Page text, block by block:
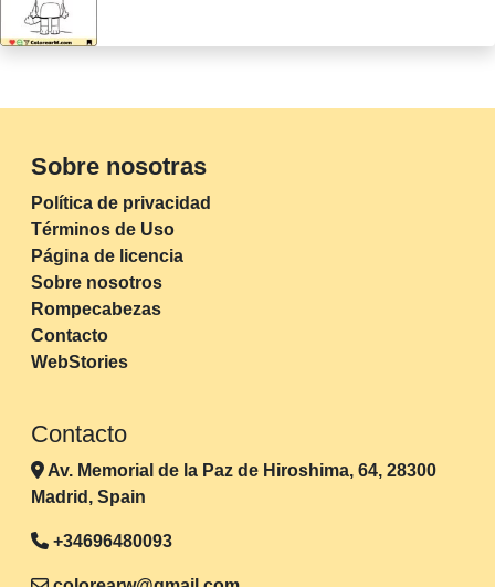
Sobre nosotras
Política de privacidad
Términos de Uso
Página de licencia
Sobre nosotros
Rompecabezas
Contacto
WebStories
Contacto
Av. Memorial de la Paz de Hiroshima, 64, 28300
Madrid, Spain
+34696480093